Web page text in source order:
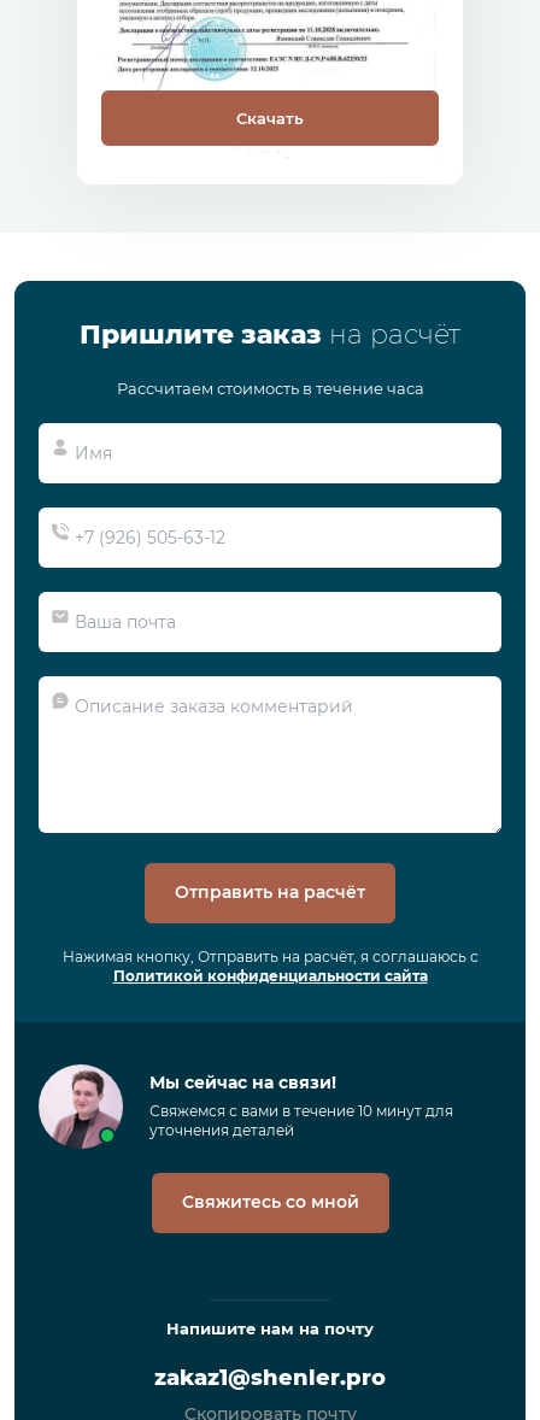
Скачать
Пришлите заказ на расчёт
Рассчитаем стоимость в течение часа
Отправить на расчёт
Нажимая кнопку, Отправить на расчёт, я соглашаюсь с
Политикой конфиденциальности сайта
Мы сейчас на связи!
Свяжемся с вами в течение 10 минут для
уточнения деталей
Свяжитесь со мной
Напишите нам на почту
zakaz1@shenler.pro
Скопировать почту